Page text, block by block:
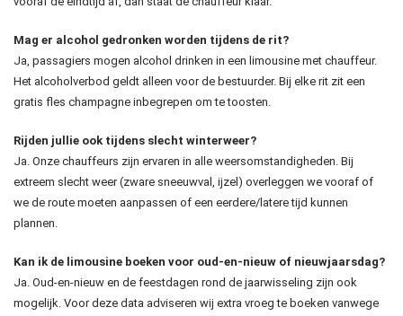
Mag er alcohol gedronken worden tijdens de rit?
Ja, passagiers mogen alcohol drinken in een limousine met chauffeur.
Het alcoholverbod geldt alleen voor de bestuurder. Bij elke rit zit een
gratis fles champagne inbegrepen om te toosten.
Rijden jullie ook tijdens slecht winterweer?
Ja. Onze chauffeurs zijn ervaren in alle weersomstandigheden. Bij
extreem slecht weer (zware sneeuwval, ijzel) overleggen we vooraf of
we de route moeten aanpassen of een eerdere/latere tijd kunnen
plannen.
Kan ik de limousine boeken voor oud-en-nieuw of nieuwjaarsdag?
Ja. Oud-en-nieuw en de feestdagen rond de jaarwisseling zijn ook
mogelijk. Voor deze data adviseren wij extra vroeg te boeken vanwege